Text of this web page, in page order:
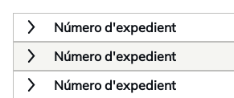
Número d'expedient
Número d'expedient
Número d'expedient